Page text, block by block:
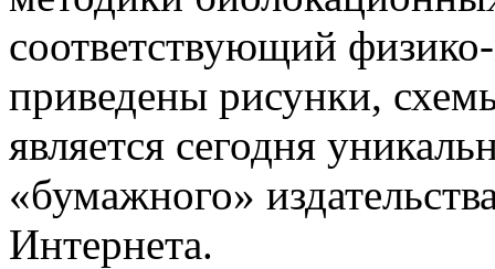
соответствующий
приведены рисунки,
является сегодня
«бумажного»
Интернета.